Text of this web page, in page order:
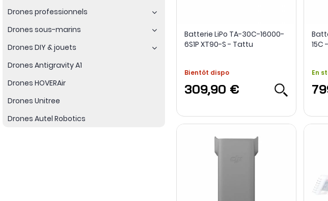
Drones professionnels
Drones sous-marins
Drones DIY & jouets
Drones Antigravity A1
Drones HOVERAir
Drones Unitree
Drones Autel Robotics
Batterie LiPo TA-30C-16000-
6S1P XT90-S - Tattu
Bientôt dispo
309,90 €
15C
En